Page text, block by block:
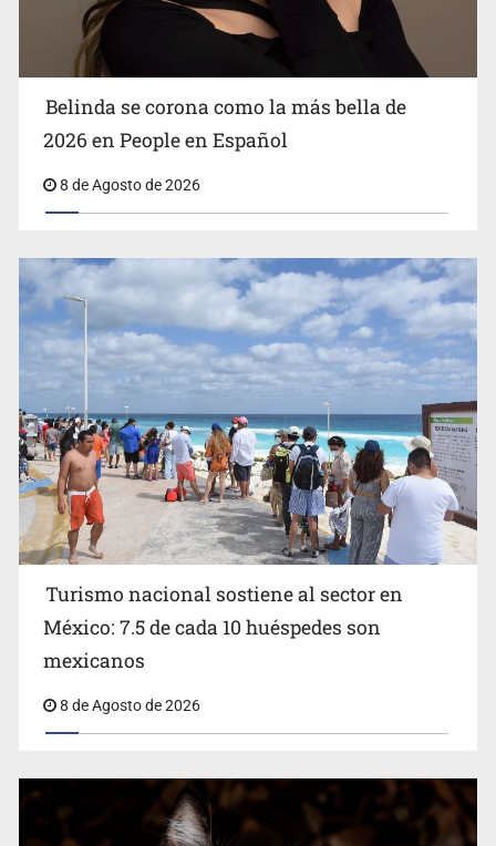
masivo
EU reanudará este sábado inspecciones de aguacate en
Michoacán
Belinda se corona como la más bella de 2026 en People
Belinda se corona como la más bella de
2026 en People en Español
8 de Agosto de 2026
Turismo nacional sostiene al sector en
México: 7.5 de cada 10 huéspedes son
mexicanos
8 de Agosto de 2026